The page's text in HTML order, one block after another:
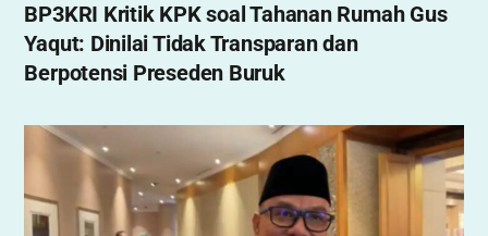
BP3KRI Kritik KPK soal Tahanan Rumah Gus
Yaqut: Dinilai Tidak Transparan dan
Berpotensi Preseden Buruk